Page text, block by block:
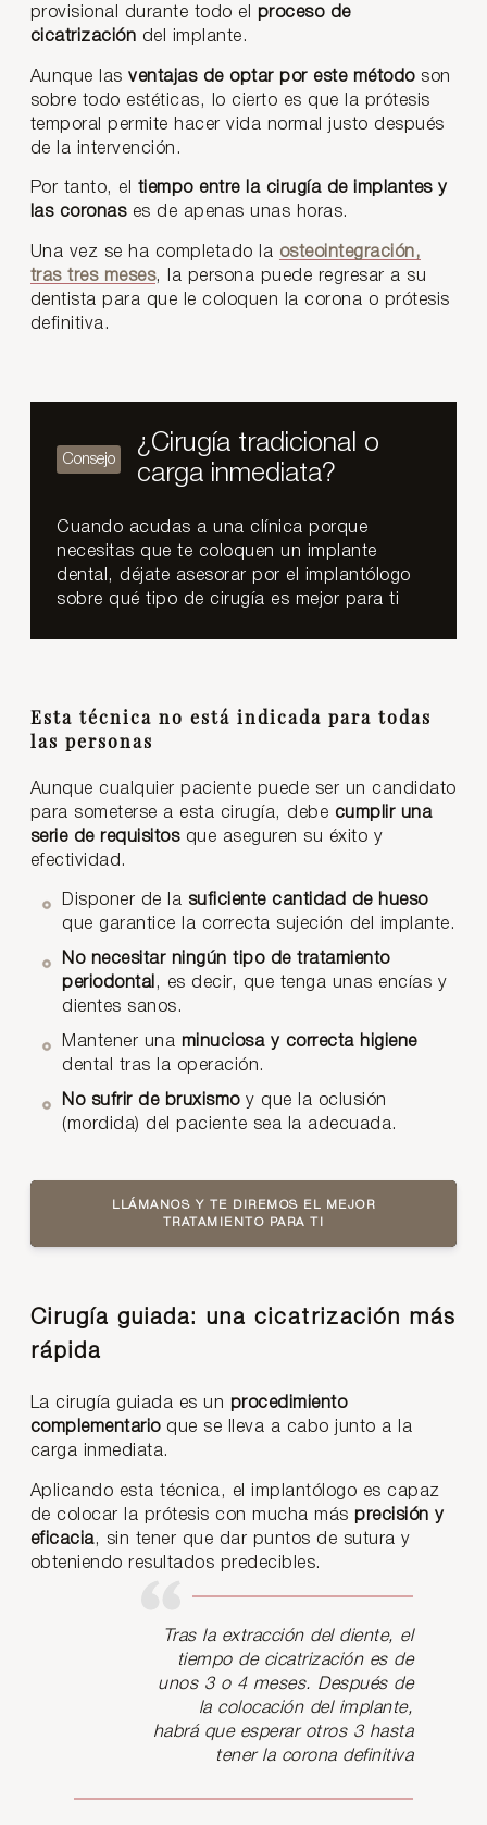
provisional durante todo el proceso de
cicatrización del implante.
Aunque lasventajas de optar por este métodoson
sobre todo estéticas, lo cierto es que la prótesis
temporal permite hacer vida normal justo después
de la intervención.
Por tanto, el
tiempo entre la cirugía de implantes y
las coronases de apenas unas horas.
Una vez se ha completado la osteointegración,
tras tres meses, la persona puede regresar a su
dentista para que le coloquen la corona o prótesis
definitiva.
¿Cirugía tradicional o
carga inmediata?
Cuando acudas a una clínica porque
necesitas que te coloquen un implante
dental, déjate asesorar por el implantólogo
sobre qué tipo de cirugía es mejor para ti
Esta técnica no está indicada para todas
las personas
Aunque cualquier paciente puede ser un candidato
para someterse a esta cirugía, debe cumplir una
serie de requisitosque aseguren su éxito y
efectividad.
Disponer de la suficiente cantidad de hueso
que garantice la correcta sujeción del implante.
No necesitar ningún tipo de tratamiento
periodontal , es decir, que tenga unas encías y
dientes sanos.
Mantener una minuciosa y correcta higiene
dental tras la operación.
No sufrir de bruxismoy que la oclusión
(mordida) del paciente sea la adecuada.
LLÁMANOS Y TE DIREMOS EL MEJOR
TRATAMIENTO PARA TI
Cirugía guiada: una cicatrización más
rápida
La cirugía guiada es un procedimiento
complementarioque se lleva a cabo junto a la
carga inmediata.
Aplicando esta técnica, el implantólogo es capaz
de colocar la prótesis con mucha más precisión y
eficacia, sin tener que dar puntos de sutura y
obteniendo resultados predecibles.
Tras la extracción del diente, el
tiempo de cicatrización es de
unos 3 o 4 meses. Después de
la colocación del implante,
habrá que esperar otros 3 hasta
tener la corona definitiva